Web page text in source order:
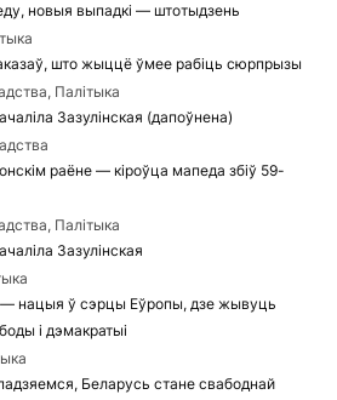
новыя выпадкі — штотыдзень
што жыццё ўмее рабіць сюрпрызы
Палітыка
Зазулінская (дапоўнена)
раёне — кіроўца мапеда збіў 59-
Палітыка
Зазулінская
— нацыя ў сэрцы Еўропы, дзе жывуць
і дэмакратыі
Беларусь стане свабоднай